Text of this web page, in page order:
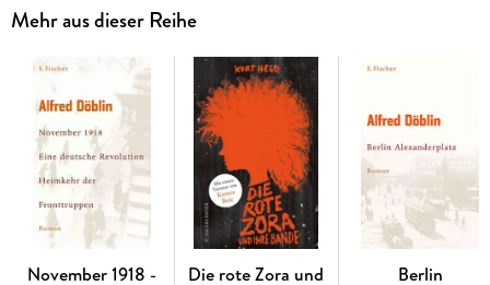
führt Fermina Daza nun ein großbürgerliches Leben.
wird ein gesellschaftlich anerkannter Mann und ein
erfolgreicher, nimmermüder Schürzenjäger. Im Herzen jedoch
ist er Fermina Daza immer treu geblieben, und noch am
Abend der Beerdigung ihres Mannes erklärt er ihr erneut
seine Liebe.
Ein Roman voller Lebenskraft und Poesie.
Mehr aus dieser Reihe
November 1918 -
Die rote Zora und
Berlin